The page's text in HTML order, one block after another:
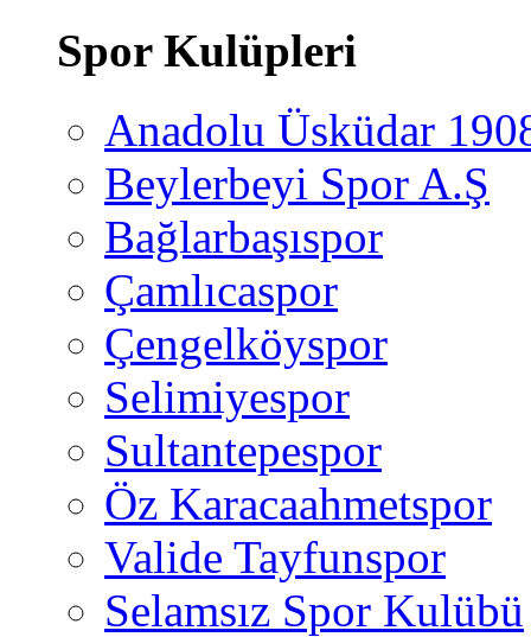
Spor Kulüpleri
Anadolu Üsküdar
Beylerbeyi Spor A.Ş
Bağlarbaşıspor
Çamlıcaspor
Çengelköyspor
Selimiyespor
Sultantepespor
Öz Karacaahmetspor
Valide Tayfunspor
Selamsız Spor Kulübü